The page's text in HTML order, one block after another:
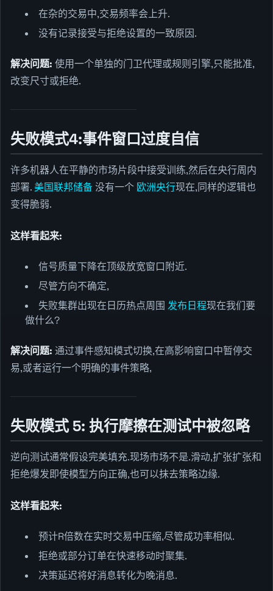
在杂的交易中,交易频率会上升.
没有记录接受与拒绝设置的一致原因.
解决问题: 使用一个单独的门卫代理或规则引擎,只能批准,
改变尺寸或拒绝.
失败模式4:事件窗口过度自信
许多机器人在平静的市场片段中接受训练,然后在央行周内
部署. 美国联邦储备没有一个 欧洲央行现在,同样的逻辑也
变得脆弱.
这样看起来:
信号质量下降在顶级放宽窗口附近.
尽管方向不确定,
失败集群出现在日历热点周围 发布日程现在我们要
做什么?
解决问题: 通过事件感知模式切换,在高影响窗口中暂停交
易,或者运行一个明确的事件策略,
失败模式 5: 执行摩擦在测试中被忽略
逆向测试通常假设完美填充.现场市场不是.滑动,扩张扩张和
拒绝爆发即使模型方向正确,也可以抹去策略边缘.
这样看起来:
预计R倍数在实时交易中压缩,尽管成功率相似.
拒绝或部分订单在快速移动时聚集.
决策延迟将好消息转化为晚消息.